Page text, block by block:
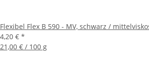
Flexibel Flex B 590 - MV, schwarz /
4,20 € *
21,00 € / 100 g